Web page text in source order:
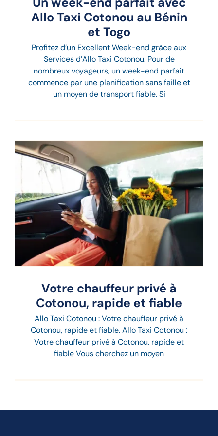
Allo Taxi Cotonou au Bénin
et Togo
Profitez d’un Excellent Week-end grâce aux
Services d’Allo Taxi Cotonou. Pour de
nombreux voyageurs, un week-end parfait
commence par une planification sans faille et
un moyen de transport fiable. Si
Votre chauffeur privé à
Cotonou, rapide et fiable
Allo Taxi Cotonou : Votre chauffeur privé à
Cotonou, rapide et fiable. Allo Taxi Cotonou :
Votre chauffeur privé à Cotonou, rapide et
fiable Vous cherchez un moyen